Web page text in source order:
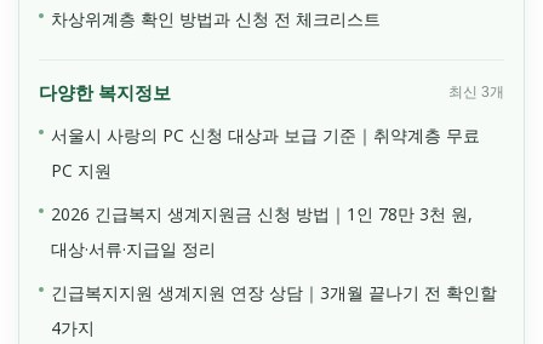
차상위계층 확인 방법과 신청 전 체크리스트
다양한 복지정보 최신 3개
서울시 사랑의 PC 신청 대상과 보급 기준｜취약계층 무료
PC 지원
2026 긴급복지 생계지원금 신청 방법｜1인 78만 3천 원,
대상·서류·지급일 정리
긴급복지지원 생계지원 연장 상담｜3개월 끝나기 전 확인할
4가지